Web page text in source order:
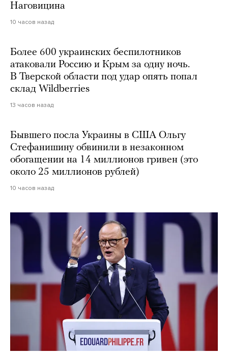
Наговицина
10 часов назад
Более 600 украинских беспилотников
атаковали Россию и Крым за одну ночь.
В Тверской области под удар опять попал
склад Wildberries
13 часов назад
Бывшего посла Украины в США Ольгу
Стефанишину обвинили в незаконном
обогащении на 14 миллионов гривен (это
около 25 миллионов рублей)
10 часов назад